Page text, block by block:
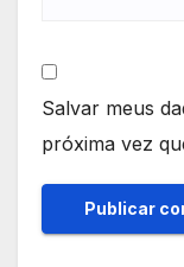
Salvar meus
próxima vez